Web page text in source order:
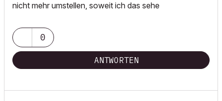
nicht mehr umstellen, soweit ich das sehe
0
ANTWORTEN